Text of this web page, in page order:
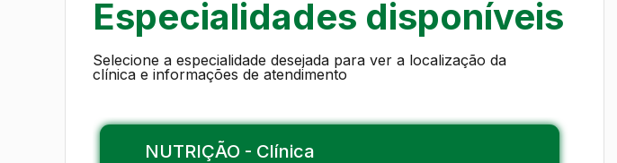
Especialidades disponíveis
Selecione a especialidade desejada para ver a localização da
clínica e informações de atendimento
NUTRIÇÃO - Clínica